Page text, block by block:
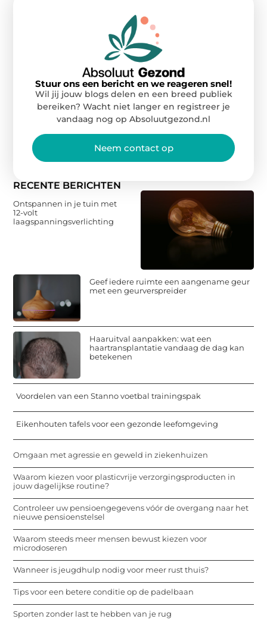
RECENTE BERICHTEN
Ontspannen in je tuin met
12-volt
laagspanningsverlichting
Geef iedere ruimte een aangename geur
met een geurverspreider
Haaruitval aanpakken: wat een
haartransplantatie vandaag de dag kan
betekenen
Voordelen van een Stanno voetbal trainingspak
Eikenhouten tafels voor een gezonde leefomgeving
Omgaan met agressie en geweld in ziekenhuizen
Waarom kiezen voor plasticvrije verzorgingsproducten in
jouw dagelijkse routine?
Controleer uw pensioengegevens vóór de overgang naar het
nieuwe pensioenstelsel
Waarom steeds meer mensen bewust kiezen voor
microdoseren
Wanneer is jeugdhulp nodig voor meer rust thuis?
Tips voor een betere conditie op de padelbaan
Sporten zonder last te hebben van je rug
Stuur ons een bericht en we reageren snel!
Wil jij jouw blogs delen en een breed publiek
bereiken? Wacht niet langer en registreer je
vandaag nog op Absoluutgezond.nl
Neem contact op